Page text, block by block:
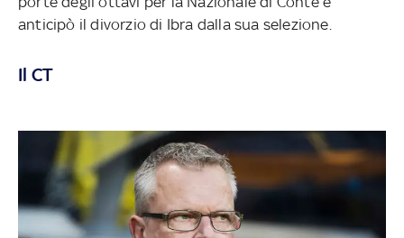
anticipò il divorzio di Ibra dalla sua selezione.
Il CT